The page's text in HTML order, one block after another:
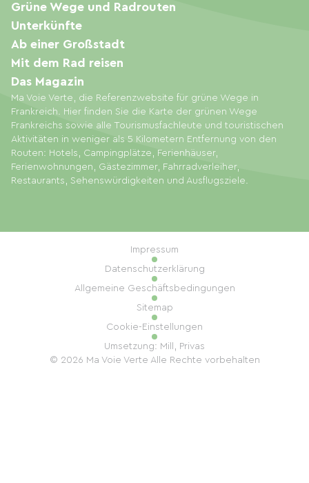
Ma Voie Verte, die Referenzwebsite für grüne Wege in
Frankreich. Hier finden Sie die Karte der grünen Wege
Frankreichs sowie alle Tourismusfachleute und touristischen
Aktivitäten in weniger als 5 Kilometern Entfernung von den
Routen: Hotels, Campingplätze, Ferienhäuser,
Ferienwohnungen, Gästezimmer, Fahrradverleiher,
Restaurants, Sehenswürdigkeiten und Ausflugsziele.
Grüne Wege und Radrouten
Unterkünfte
Ab einer Großstadt
Mit dem Rad reisen
Das Magazin
© 2026 Ma Voie Verte Alle Rechte vorbehalten
Impressum
Datenschutzerklärung
Allgemeine Geschäftsbedingungen
Sitemap
Cookie-Einstellungen
Umsetzung: Mill, Privas